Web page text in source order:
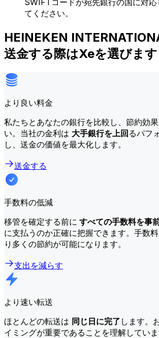
SWIFTコードが宛先銀行の国に対
てください。
HEINEKEN
送金する際はXeを選びます
より良い料金
私たちとあなたの銀行を比較し、節約効
い。当社の金利は 大手銀行を上回るパフ
し、送金の価値を最大化します。
送金する
手数料の低減
移管を確定する前に すべての手数料を事
に支払うのか正確に把握できます。手数
り多くの節約が可能になります。
支出を減らす
より速い転送
ほとんどの転送は 同じ日に完了 します。
イミングが重要であることを理解していま